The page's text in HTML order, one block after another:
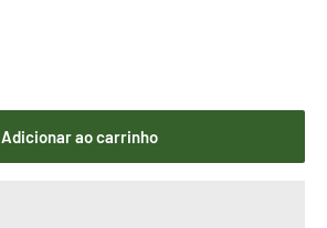
Adicionar ao carrinho